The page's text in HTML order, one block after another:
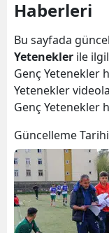
Haberleri
Bu sayfada
Yetenekler ile
Genç Yetenekler
Yetenekler
Genç Yetenekler
Güncelleme